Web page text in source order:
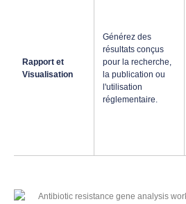
Rapport et
Visualisation
Générez des
résultats conçus
pour la recherche,
la publication ou
l'utilisation
réglementaire.